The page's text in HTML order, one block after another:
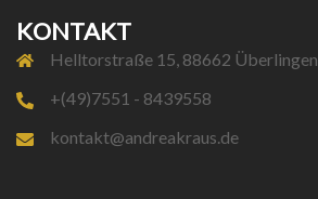
KONTAKT
Helltorstraße 15, 88662 Überlingen
+(49)7551 - 8439558
kontakt@andreakraus.de